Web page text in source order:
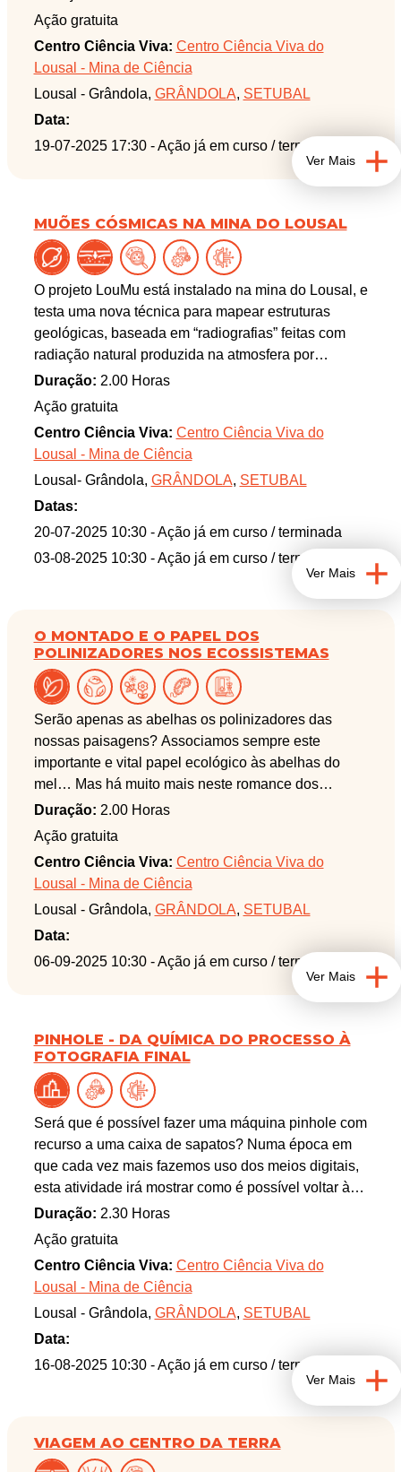
Ação gratuita
Centro Ciência Viva: Centro Ciência Viva do
Lousal - Mina de Ciência
Lousal - Grândola, GRÂNDOLA, SETUBAL
Data:
19-07-2025 17:30 - Ação já em curso / terminada
Ver Mais
MUÕES CÓSMICAS NA MINA DO LOUSAL
O projeto LouMu está instalado na mina do Lousal, e
testa uma nova técnica para mapear estruturas
geológicas, baseada em “radiografias” feitas com
radiação natural produzida na atmosfera por
partículas que chegam à Terra vindas da nossa ou
outras galáxias: os muões cósmicos. Esta visita
inicia-se com uma conversa sobre os raios cósmicos
e a técnica de tomografia com muões, que é seguida
de uma visita ao detetor instalado na galeria
Waldemar acompanhado pelos cientistas (físicos e
geólogos) que trabalham no projeto.
Duração: 2.00 Horas
Ação gratuita
Centro Ciência Viva: Centro Ciência Viva do
Lousal - Mina de Ciência
Lousal- Grândola, GRÂNDOLA, SETUBAL
Datas:
20-07-2025 10:30 - Ação já em curso / terminada
03-08-2025 10:30 - Ação já em curso / terminada
Ver Mais
O MONTADO E O PAPEL DOS
POLINIZADORES NOS ECOSSISTEMAS
Serão apenas as abelhas os polinizadores das
nossas paisagens? Associamos sempre este
importante e vital papel ecológico às abelhas do
mel… Mas há muito mais neste romance dos
ecossistemas e da sua pintura neste quadro
biodiverso que é o nosso montado. Venha daí
descobrir alguns destes polinizadores que são os
verdadeiros gestores e escultores dos nossos
ecossistemas mediterrânicos
Duração: 2.00 Horas
Ação gratuita
Centro Ciência Viva: Centro Ciência Viva do
Lousal - Mina de Ciência
Lousal - Grândola, GRÂNDOLA, SETUBAL
Data:
06-09-2025 10:30 - Ação já em curso / terminada
Ver Mais
PINHOLE - DA QUÍMICA DO PROCESSO À
FOTOGRAFIA FINAL
Será que é possível fazer uma máquina pinhole com
recurso a uma caixa de sapatos? Numa época em
que cada vez mais fazemos uso dos meios digitais,
esta atividade irá mostrar como é possível voltar às
raízes da fotografia utilizando materiais simples e
acessíveis. Os participantes aprenderão a construir
uma câmara pinhole, explorarão os princípios
básicos da fotografia analógica, e entenderão o
papel crucial da química no processo de revelação.
Através desta experiência prática, será possível
apreciar a magia da transformação de um simples
pedaço de papel fotográfico numa imagem revelada,
capturando momentos de forma artesanal e única.
Venha descobrir o mundo da fotografia tradicional e
Duração: 2.30 Horas
Ação gratuita
Centro Ciência Viva: Centro Ciência Viva do
Lousal - Mina de Ciência
Lousal - Grândola, GRÂNDOLA, SETUBAL
Data:
16-08-2025 10:30 - Ação já em curso / terminada
Ver Mais
VIAGEM AO CENTRO DA TERRA